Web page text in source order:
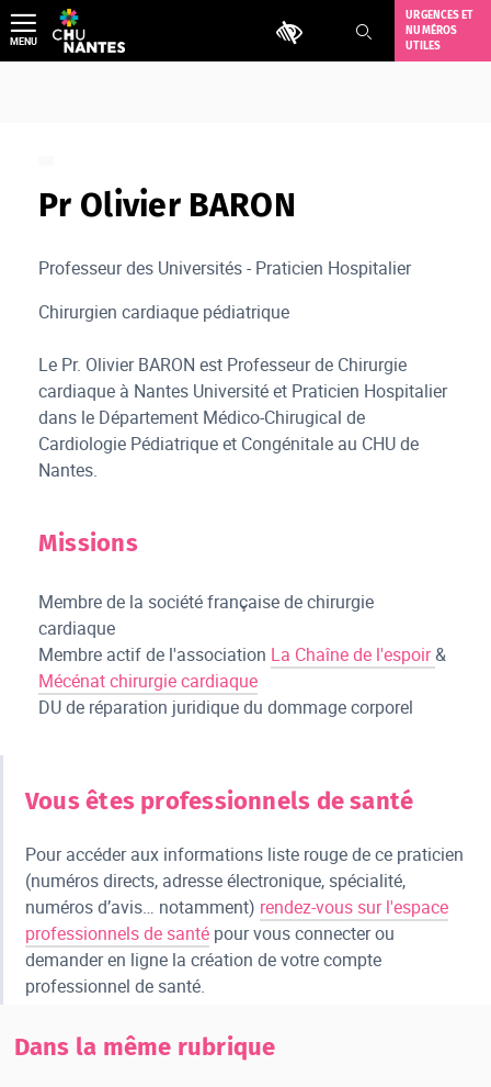
Aller
au
contenu
Outils d'accessibilité
URGENCES ET
NUMÉROS
UTILES
MENU
Pr Olivier BARON
Professeur des Universités - Praticien Hospitalier
Chirurgien cardiaque pédiatrique
Le Pr. Olivier BARON est Professeur de Chirurgie
cardiaque à Nantes Université et Praticien Hospitalier
dans le Département Médico-Chirugical de
Cardiologie Pédiatrique et Congénitale au CHU de
Nantes.
Missions
Membre de la société française de chirurgie
cardiaque
Membre actif de l'association La Chaîne de l'espoir&
Mécénat chirurgie cardiaque
DU de réparation juridique du dommage corporel
Vous êtes professionnels de santé
Pour accéder aux informations liste rouge de ce praticien
(numéros directs, adresse électronique, spécialité,
numéros d’avis… notamment) rendez-vous sur l'espace
professionnels de santé pour vous connecter ou
demander en ligne la création de votre compte
professionnel de santé.
Dans la même rubrique